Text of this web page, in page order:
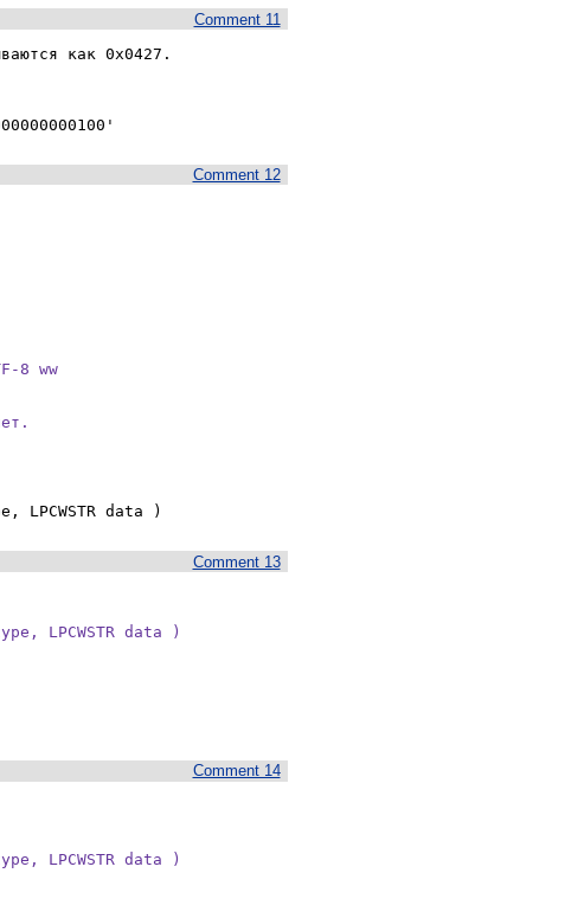
Comment 11
как 0x0427.
Comment 12
8 ww
LPCWSTR data )
Comment 13
LPCWSTR data )
Comment 14
LPCWSTR data )